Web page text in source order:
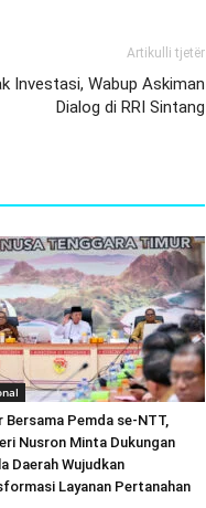
Artikulli tjetër
Investasi, Wabup Askiman
Dialog di RRI Sintang
Bersama Pemda se-NTT,
Nusron Minta Dukungan
Daerah Wujudkan
Layanan Pertanahan